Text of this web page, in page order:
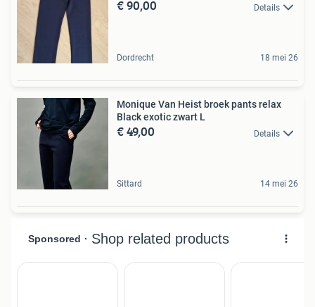
€ 90,00 Details
Dordrecht 18 mei 26
Monique Van Heist broek pants relax
Black exotic zwart L
€ 49,00 Details
Sittard 14 mei 26